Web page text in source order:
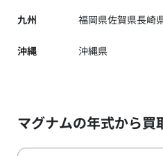
九州 福岡県佐賀県長崎
沖縄 沖縄県
マグナムの年式から買